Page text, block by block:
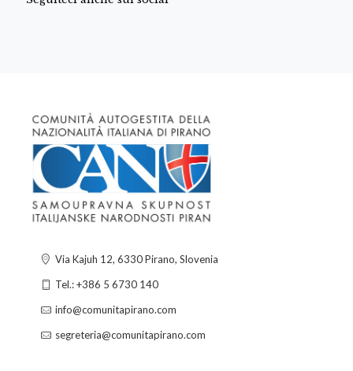
Via Kajuh 12, 6330 Pirano, Slovenia
Tel.: +386 5 6730 140
info@comunitapirano.com
segreteria@comunitapirano.com